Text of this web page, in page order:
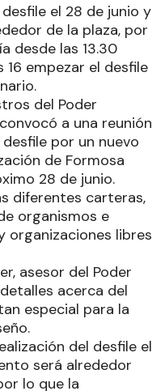
el 28 de junio y
de la plaza, por
desde las 13.30
empezar el desfile
del Poder
a una reunión
por un nuevo
de Formosa
28 de junio.
diferentes carteras,
organismos e
organizaciones libres
asesor del Poder
acerca del
especial para la
del desfile el
será alrededor
lo que la